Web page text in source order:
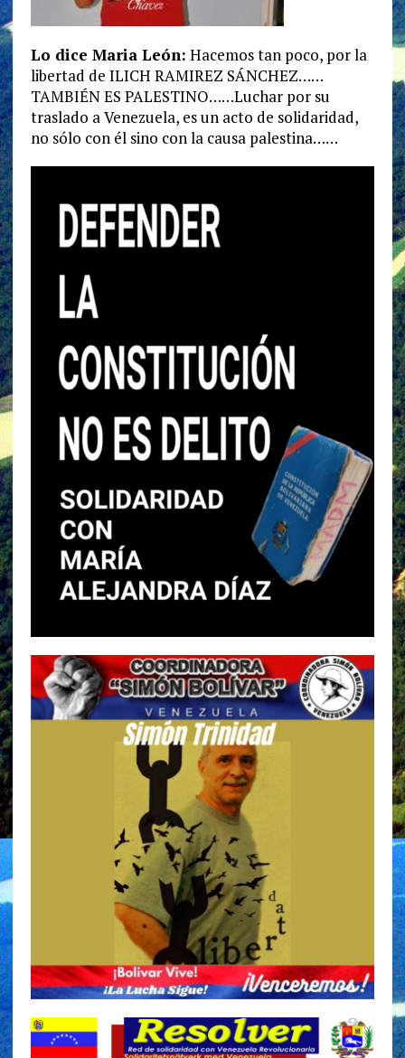
Lo dice Maria León: Hacemos tan poco, por la
libertad de ILICH RAMIREZ SÁNCHEZ……
TAMBIÉN ES PALESTINO……Luchar por su
traslado a Venezuela, es un acto de solidaridad,
no sólo con él sino con la causa palestina……